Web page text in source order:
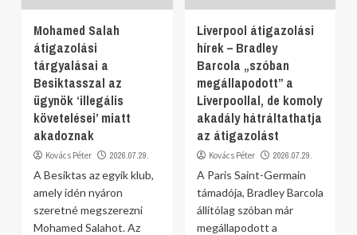
Mohamed Salah
átigazolási
tárgyalásai a
Besiktasszal az
ügynök ‘illegális
követelései’ miatt
akadoznak
Kovács Péter 2026.07.29.
A Besiktas az egyik klub,
amely idén nyáron
szeretné megszerezni
Mohamed Salahot. Az
Liverpool átigazolási
hírek – Bradley
Barcola „szóban
megállapodott” a
Liverpoollal, de komoly
akadály hátráltathatja
az átigazolást
Kovács Péter 2026.07.29.
A Paris Saint-Germain
támadója, Bradley Barcola
állítólag szóban már
megállapodott a